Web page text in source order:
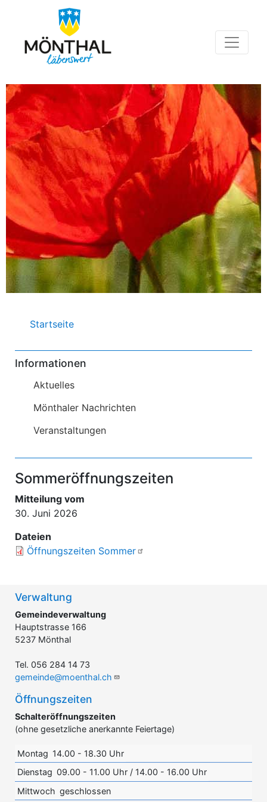
Hauptnavigation
Pfadnavigation
Startseite
Informationen
Aktuelles
Mönthaler Nachrichten
Veranstaltungen
Sommeröffnungszeiten
Mitteilung vom
30. Juni 2026
Dateien
Öffnungszeiten Sommer
Verwaltung
Gemeindeverwaltung
Hauptstrasse 166
5237 Mönthal
Tel. 056 284 14 73
gemeinde@moenthal.ch
Öffnungszeiten
Schalteröffnungszeiten
(ohne gesetzliche anerkannte Feiertage)
Montag 14.00 - 18.30 Uhr
Dienstag 09.00 - 11.00 Uhr / 14.00 - 16.00 Uhr
Mittwoch geschlossen